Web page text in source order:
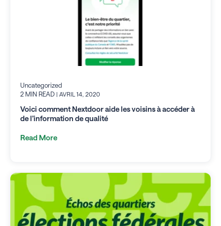
Uncategorized
2 MIN READ | AVRIL 14, 2020
Voici comment Nextdoor aide les voisins à accéder à
de l’information de qualité
Read More